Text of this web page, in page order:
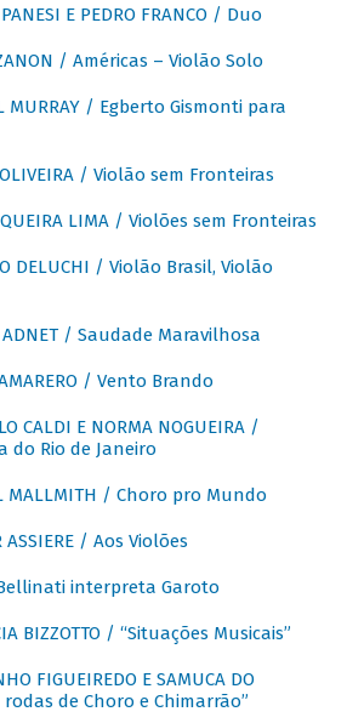
E PEDRO FRANCO / Duo
/ Américas – Violão Solo
MURRAY / Egberto Gismonti para
OLIVEIRA / Violão sem Fronteiras
LIMA / Violões sem Fronteiras
DELUCHI / Violão Brasil, Violão
ADNET / Saudade Maravilhosa
/ Vento Brando
CALDI E NORMA NOGUEIRA /
do Rio de Janeiro
MALLMITH / Choro pro Mundo
ASSIERE / Aos Violões
interpreta Garoto
BIZZOTTO / “Situações Musicais”
FIGUEIREDO E SAMUCA DO
rodas de Choro e Chimarrão”